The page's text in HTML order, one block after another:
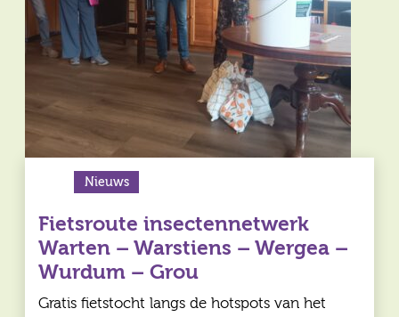
Nieuws
Fietsroute insectennetwerk
Warten – Warstiens – Wergea –
Wurdum – Grou
Gratis fietstocht langs de hotspots van het